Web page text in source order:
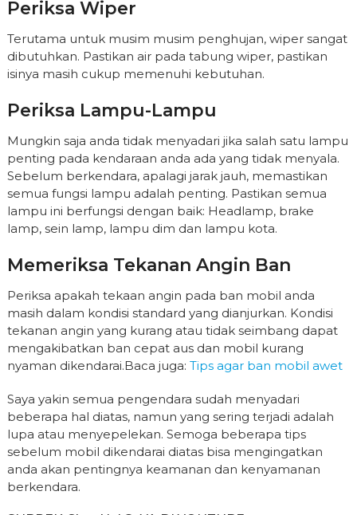
Periksa Wiper
Terutama untuk musim musim penghujan, wiper sangat
dibutuhkan. Pastikan air pada tabung wiper, pastikan
isinya masih cukup memenuhi kebutuhan.
Periksa Lampu-Lampu
Mungkin saja anda tidak menyadari jika salah satu lampu
penting pada kendaraan anda ada yang tidak menyala.
Sebelum berkendara, apalagi jarak jauh, memastikan
semua fungsi lampu adalah penting. Pastikan semua
lampu ini berfungsi dengan baik: Headlamp, brake
lamp, sein lamp, lampu dim dan lampu kota.
Memeriksa Tekanan Angin Ban
Periksa apakah tekaan angin pada ban mobil anda
masih dalam kondisi standard yang dianjurkan. Kondisi
tekanan angin yang kurang atau tidak seimbang dapat
mengakibatkan ban cepat aus dan mobil kurang
nyaman dikendarai.Baca juga: Tips agar ban mobil awet
Saya yakin semua pengendara sudah menyadari
beberapa hal diatas, namun yang sering terjadi adalah
lupa atau menyepelekan. Semoga beberapa tips
sebelum mobil dikendarai diatas bisa mengingatkan
anda akan pentingnya keamanan dan kenyamanan
berkendara.